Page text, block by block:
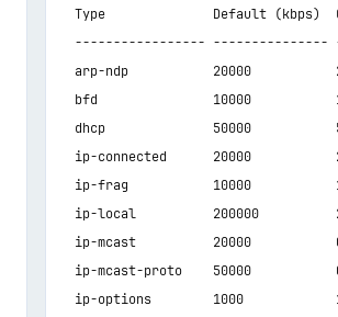
Type              Default (kbps)
-----------------
arp-ndp           20000
bfd               10000
dhcp              50000
ip-connected      20000
ip-frag           10000
ip-local          200000
ip-mcast          20000
ip-mcast-proto    50000
ip-options        1000